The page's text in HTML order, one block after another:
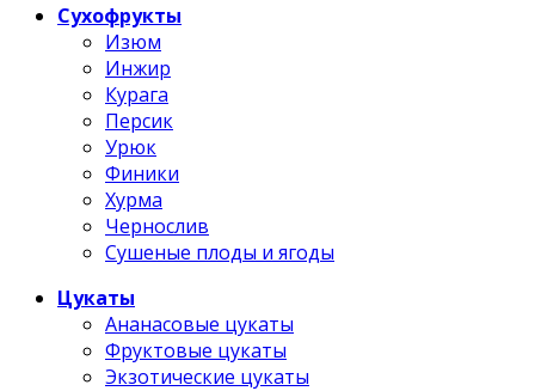
Сухофрукты
Изюм
Инжир
Курага
Персик
Урюк
Финики
Хурма
Чернослив
Сушеные плоды и ягоды
Цукаты
Ананасовые цукаты
Фруктовые цукаты
Экзотические цукаты